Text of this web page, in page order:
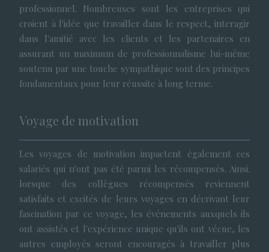
professionnel. Nombreuses sont les entreprises qui
croient à l'idée que travailler dans le respect, interagir
dans l'amitié avec les clients et les partenaires en
assurant un maximum de professionnalisme lui-même
soutenu par une touche sympathique sont des principes
fondamentaux pour leur réussite à long terme.
Voyage de motivation
Les voyages de motivation impactent également ces
salariés qui n'ont pas été parmi les récompensés. Ainsi.
lorsque des collègues récompensés reviennent
satisfaits et excités de leurs voyages en décrivant leur
fascination par ce voyage, les événements auxquels ils
ont assistés et l'expérience unique qu'ils ont vécue, les
autres employés seront encouragés à travailler plus